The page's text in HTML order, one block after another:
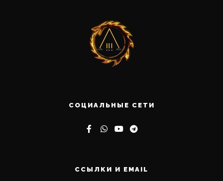
СОЦИАЛЬНЫЕ СЕТИ
ССЫЛКИ И EMAIL